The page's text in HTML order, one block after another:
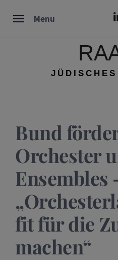
Menu
Bund
Orchester
Ensembles
fit für die
machen“